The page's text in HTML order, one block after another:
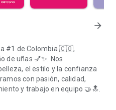
arrow_forward
#1 de Colombia 🇨🇴,
de uñas 💅✨. Nos
el estilo y la confianza
con pasión, calidad,
y trabajo en equipo 🤝🔝.